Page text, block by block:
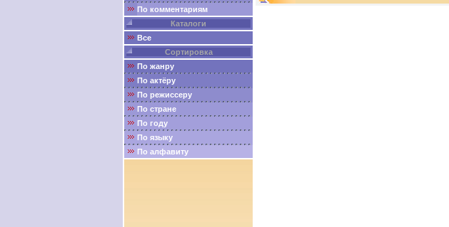
По комментариям
Каталоги
Все
Сортировка
По жанру
По актёру
По режиссеру
По стране
По году
По языку
По алфавиту